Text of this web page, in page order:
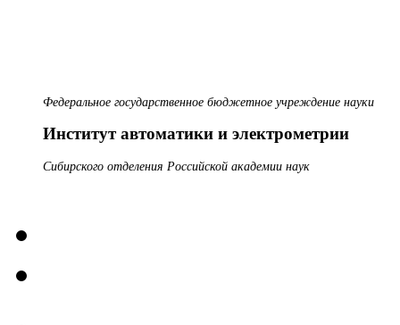
Федеральное государственное бюджетное учреждение науки
Институт автоматики и электрометрии
Сибирского отделения Российской академии наук